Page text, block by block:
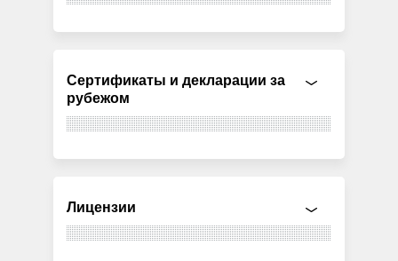
Сертификаты и декларации за
рубежом
Лицензии